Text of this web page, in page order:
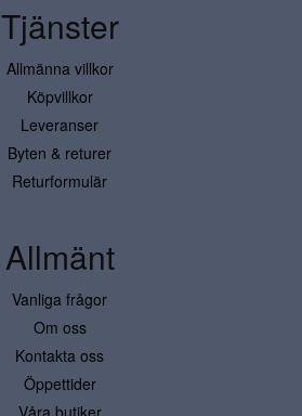
Tjänster
Allmänna villkor
Köpvillkor
Leveranser
Byten & returer
Returformulär
Allmänt
Vanliga frågor
Om oss
Kontakta oss
Öppettider
Våra butiker